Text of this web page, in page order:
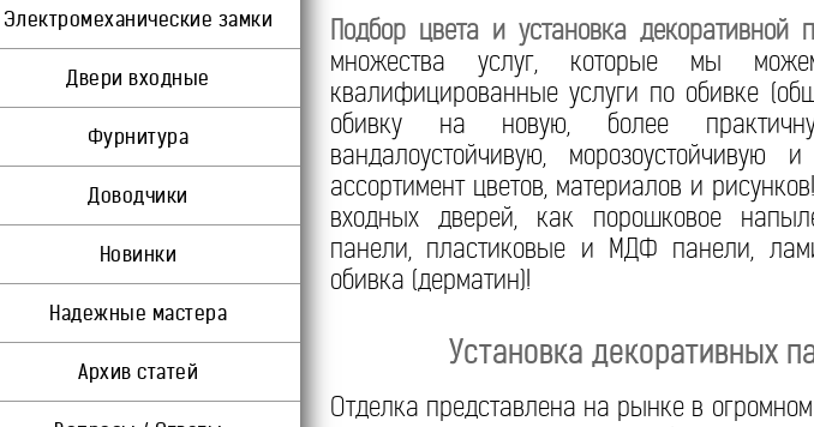
Электромеханические замки
Двери входные
Фурнитура
Доводчики
Новинки
Надежные мастера
Архив статей
Подбор цвета и установка
множества услуг, которые мы
квалифицированные услуги по обивке
обивку на новую, более
вандалоустойчивую, морозоустойчивую
ассортимент цветов, материалов и
входных дверей, как порошковое
панели, пластиковые и МДФ панели,
обивка (дерматин)!
Установка декоративных
Отделка представлена на рынке в